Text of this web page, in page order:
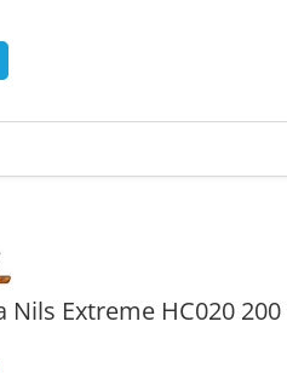
Nils Extreme HC020